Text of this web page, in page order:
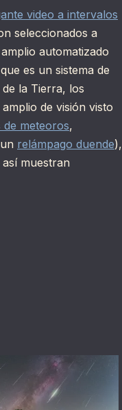
video a intervalos
seleccionados a
automatizado
es un sistema de
la Tierra, los
de visión visto
de meteoros,
relámpago duende),
muestran